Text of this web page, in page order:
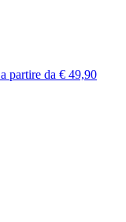
a partire da € 49,90